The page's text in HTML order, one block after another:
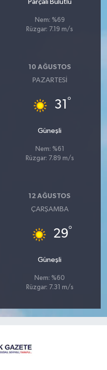
Parçalı Bulutlu
Nem: %69
Rüzgar: 7.19 m/s
10 AĞUSTOS
PAZARTESI
31 °
Güneşli
Nem: %61
Rüzgar: 7.89 m/s
12 AĞUSTOS
ÇARŞAMBA
29°
Güneşli
Nem: %60
Rüzgar: 7.31 m/s